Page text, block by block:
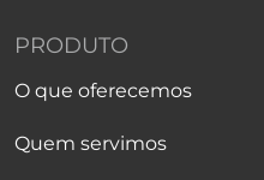
PRODUTO
O que oferecemos
Quem servimos